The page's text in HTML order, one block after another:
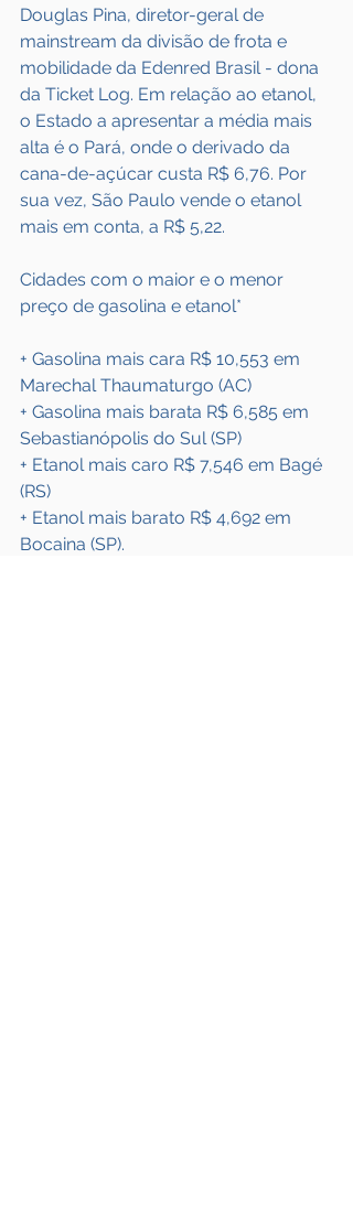
Douglas Pina, diretor-geral de
mainstream da divisão de frota e
mobilidade da Edenred Brasil - dona
da Ticket Log. Em relação ao etanol,
o Estado a apresentar a média mais
alta é o Pará, onde o derivado da
cana-de-açúcar custa R$ 6,76. Por
sua vez, São Paulo vende o etanol
mais em conta, a R$ 5,22.
Cidades com o maior e o menor
preço de gasolina e etanol*
+ Gasolina mais cara R$ 10,553 em
Marechal Thaumaturgo (AC)
+ Gasolina mais barata R$ 6,585 em
Sebastianópolis do Sul (SP)
+ Etanol mais caro R$ 7,546 em Bagé
(RS)
+ Etanol mais barato R$ 4,692 em
Bocaina (SP).